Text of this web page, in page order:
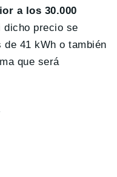
a los 30.000
precio se
41 kWh o también
que será